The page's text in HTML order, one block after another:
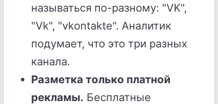
называться по-разному: "VK",
"Vk", "vkontakte". Аналитик
подумает, что это три разных
канала.
Разметка только платной
рекламы. Бесплатные